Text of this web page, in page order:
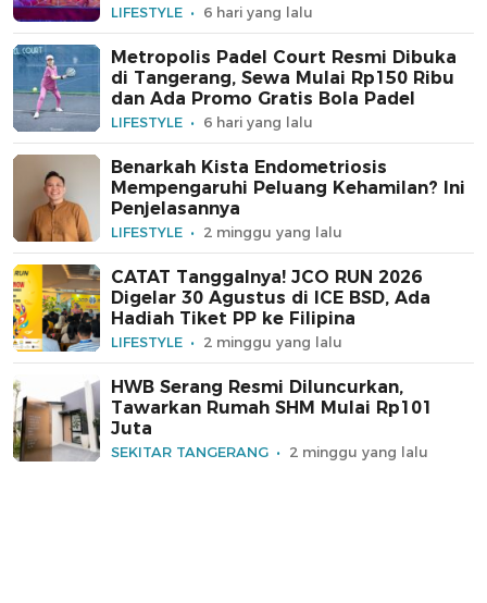
LIFESTYLE 6 hari yang lalu
Metropolis Padel Court Resmi Dibuka
di Tangerang, Sewa Mulai Rp150 Ribu
dan Ada Promo Gratis Bola Padel
LIFESTYLE 6 hari yang lalu
Benarkah Kista Endometriosis
Mempengaruhi Peluang Kehamilan? Ini
Penjelasannya
LIFESTYLE 2 minggu yang lalu
CATAT Tanggalnya! JCO RUN 2026
Digelar 30 Agustus di ICE BSD, Ada
Hadiah Tiket PP ke Filipina
LIFESTYLE 2 minggu yang lalu
HWB Serang Resmi Diluncurkan,
Tawarkan Rumah SHM Mulai Rp101
Juta
SEKITAR TANGERANG 2 minggu yang lalu